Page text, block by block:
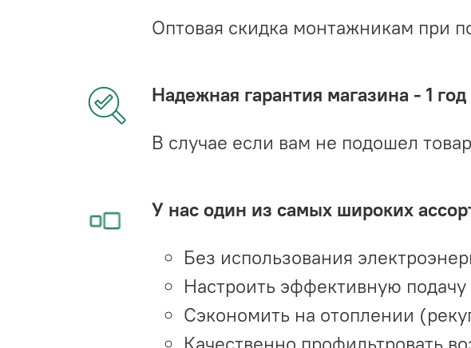
Оптовая скидка монтажникам при
Надежная гарантия магазина - 1 год
В случае если вам не подошел
У нас один из самых широких
Без использования
Настроить эффективную
Сэкономить на отоплении